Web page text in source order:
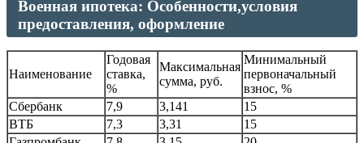
Военная ипотека: Особенности,условия
предоставления, оформление
Наименование
Годовая
ставка,
%
Максимальная
сумма, руб.
Минимальный
первоначальный
взнос, %
Сбербанк
7,9 3,141
15
ВТБ
7,3 3,31
15